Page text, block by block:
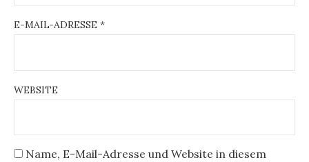
E-MAIL-ADRESSE *
WEBSITE
Name, E-Mail-Adresse und Website in diesem